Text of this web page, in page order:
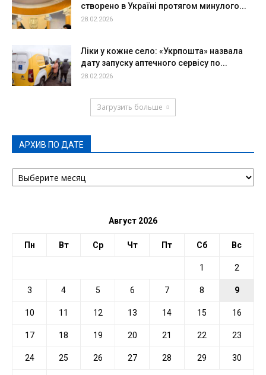
створено в Україні протягом минулого...
28.02.2026
Ліки у кожне село: «Укрпошта» назвала
дату запуску аптечного сервісу по...
28.02.2026
Загрузить больше
АРХИВ ПО ДАТЕ
АРХИВ
ПО
Август 2026
Пн Вт Ср Чт Пт Сб Вс
1 2
3 4 5 6 7 8 9
10 11 12 13 14 15 16
17 18 19 20 21 22 23
24 25 26 27 28 29 30